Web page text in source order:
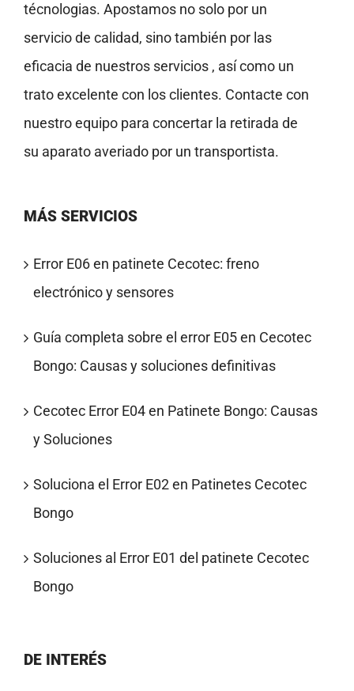
técnologias. Apostamos no solo por un
servicio de calidad, sino también por las
eficacia de nuestros servicios , así como un
trato excelente con los clientes. Contacte con
nuestro equipo para concertar la retirada de
su aparato averiado por un transportista.
MÁS SERVICIOS
Error E06 en patinete Cecotec: freno
electrónico y sensores
Guía completa sobre el error E05 en Cecotec
Bongo: Causas y soluciones definitivas
Cecotec Error E04 en Patinete Bongo: Causas
y Soluciones
Soluciona el Error E02 en Patinetes Cecotec
Bongo
Soluciones al Error E01 del patinete Cecotec
Bongo
DE INTERÉS